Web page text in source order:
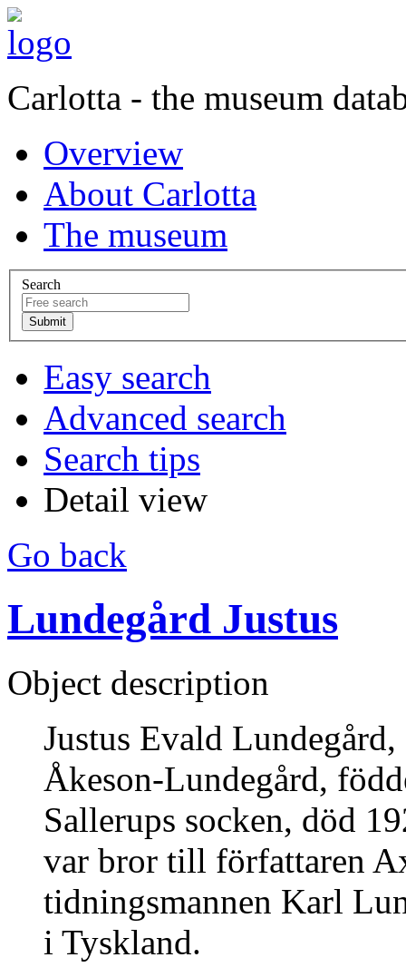
Carlotta - the museum
Overview
About Carlotta
The museum
Search
Easy search
Advanced search
Search tips
Detail view
Go back
Lundegård Justus
Object description
Justus Evald
Åkeson-Lundegård,
Sallerups socken, död
var bror till författaren
tidningsmannen Karl
i Tyskland.